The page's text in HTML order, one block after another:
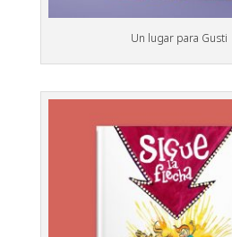
Un lugar para Gusti